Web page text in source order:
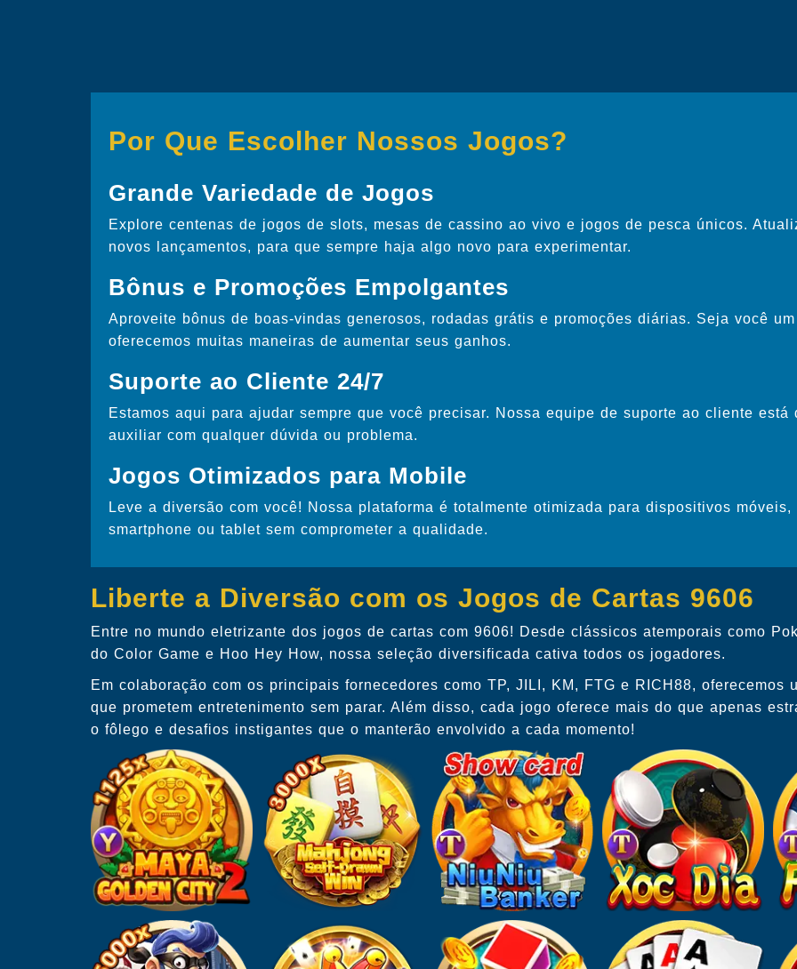
Por Que Escolher Nossos Jogos?
Grande Variedade de Jogos
Explore centenas de jogos de slots, mesas de cassino ao vivo e jogos de pesca únicos.
novos lançamentos, para que sempre haja algo novo para experimentar.
Bônus e Promoções Empolgantes
Aproveite bônus de boas-vindas generosos, rodadas grátis e promoções diárias. Seja você
oferecemos muitas maneiras de aumentar seus ganhos.
Suporte ao Cliente 24/7
Estamos aqui para ajudar sempre que você precisar. Nossa equipe de suporte ao cliente
auxiliar com qualquer dúvida ou problema.
Jogos Otimizados para Mobile
Leve a diversão com você! Nossa plataforma é totalmente otimizada para dispositivos
smartphone ou tablet sem comprometer a qualidade.
Liberte a Diversão com os Jogos de Cartas 9606
Entre no mundo eletrizante dos jogos de cartas com 9606! Desde clássicos atemporais como
do Color Game e Hoo Hey How, nossa seleção diversificada cativa todos os jogadores.
Em colaboração com os principais fornecedores como TP, JILI, KM, FTG e RICH88, oferecemos
que prometem entretenimento sem parar. Além disso, cada jogo oferece mais do que apenas
o fôlego e desafios instigantes que o manterão envolvido a cada momento!